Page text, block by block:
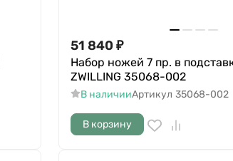
51 840 ₽
Набор ножей 7 пр. в
ZWILLING 35068-002
В наличииАртикул 35068-002
В корзину